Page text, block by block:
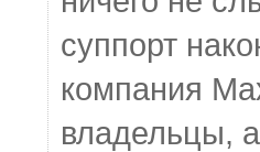
суппорт
компания
владельцы,